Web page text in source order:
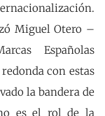
Miguel Otero –
Españolas
con estas
la bandera de
es el rol de la